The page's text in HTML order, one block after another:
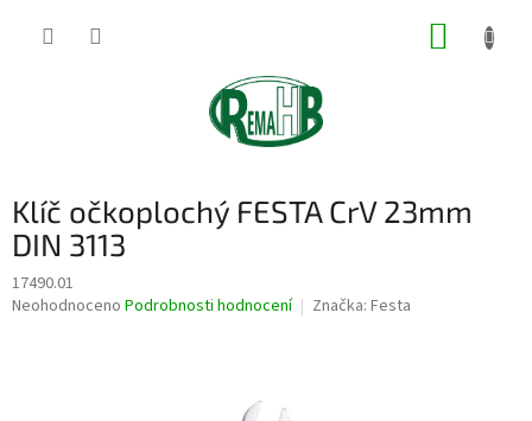
Klíč očkoplochý FESTA CrV 23mm
DIN 3113
17490.01
Průměrné
Neohodnoceno Podrobnosti hodnocení Značka: Festa